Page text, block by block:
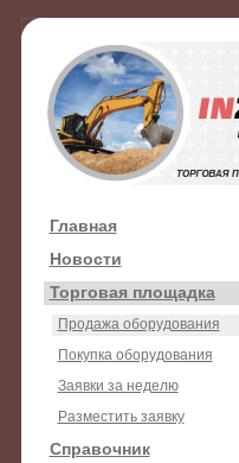
Главная
Новости
Торговая площадка
Продажа оборудования
Покупка оборудования
Заявки за неделю
Разместить заявку
Справочник